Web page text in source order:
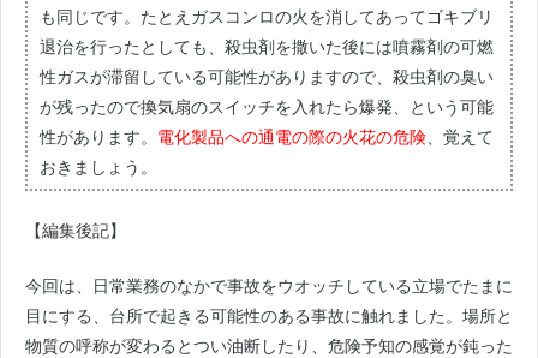
も同じです。たとえガスコンロの火を消してあってゴキブリ
退治を行ったとしても、殺虫剤を撒いた後には噴霧剤の可燃
性ガスが滞留している可能性がありますので、殺虫剤の臭い
が残ったので換気扇のスイッチを入れたら爆発、という可能
性があります。 電化製品への通電の際の火花の危険 、覚えて
おきましょう。
【編集後記】
今回は、日常業務のなかで事故をウオッチしている立場でたまに
目にする、台所で起きる可能性のある事故に触れました。場所と
物質の呼称が変わるとつい油断したり、危険予知の感覚が鈍った